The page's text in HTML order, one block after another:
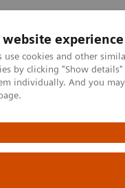
website experience
use cookies and other
by clicking "Show
individually. And you
галузі
Hematology
without